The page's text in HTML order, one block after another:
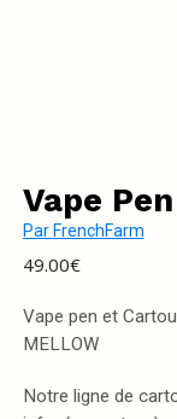
Vape
Par FrenchFarm
49.00€
Vape pen et
MELLOW
Notre ligne de